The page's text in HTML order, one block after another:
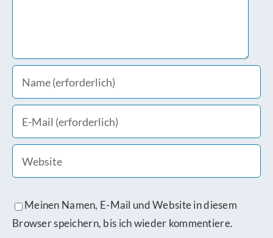
Meinen Namen, E-Mail und Website in diesem
Browser speichern, bis ich wieder kommentiere.